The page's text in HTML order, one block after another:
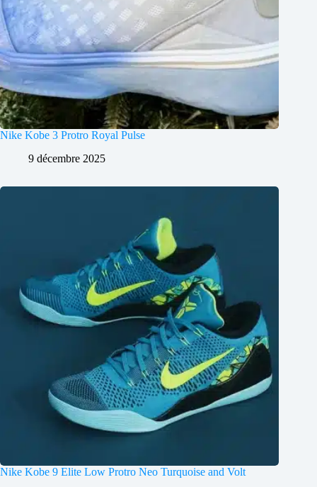
Nike Kobe 3 Protro Royal Pulse
9 décembre 2025
Nike Kobe 9 Elite Low Protro Neo Turquoise and Volt